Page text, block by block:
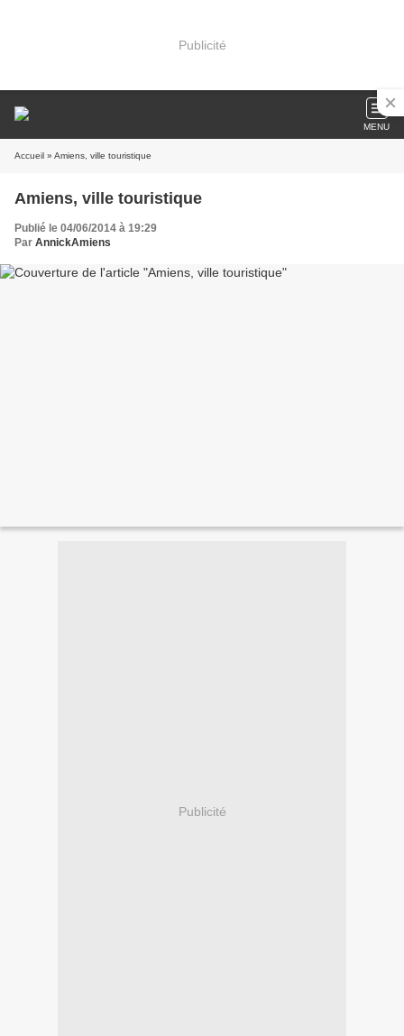
Publicité
MENU
Accueil » Amiens, ville touristique
Amiens, ville touristique
Publié le 04/06/2014 à 19:29
Par AnnickAmiens
Publicité